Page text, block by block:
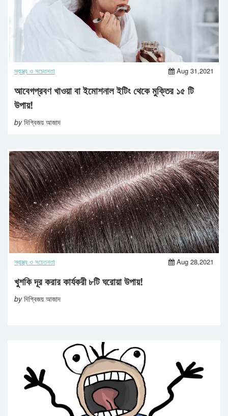
স্বাস্থ্য ও সচেতনতা Aug 31,2021
আবেগপ্রবণ খাওয়া বা ইমোশনাল ইটিং থেকে মুক্তির ১৫ টি
উপায়!
byদিগ্বিজয় আজাদ
স্বাস্থ্য ও সচেতনতা Aug 28,2021
খুশকি দূর করার কার্যকরী ৮টি ঘরোয়া উপায়!
byদিগ্বিজয় আজাদ